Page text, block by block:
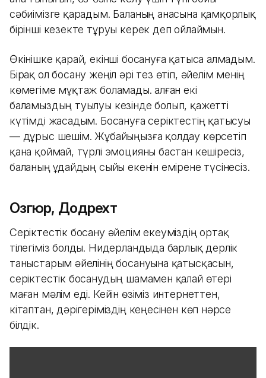
сәбиімізге қарадым. Баланың анасына қамқорлық
бірінші кезекте тұруы керек деп ойлаймын.
Өкінішке қарай, екінші босануға қатыса алмадым.
Бірақ ол босану жеңіл әрі тез өтіп, әйелім менің
көмегіме мұқтаж боламады. Қалған екі
баламыздың туылуы кезінде болып, қажетті
күтімді жасадым. Босануға серіктестің қатысуы
— дұрыс шешім. Жұбайыңызға қолдау көрсетіп
қана қоймай, түрлі эмоцияны бастан кешіресіз,
баланың Құдайдың сыйы екенін емірене түсінесіз.
Озгюр, Додрехт
Серіктестік босану әйелім екеуміздің ортақ
тілегіміз болды. Нидерландыда барлық дерлік
таныстарым әйелінің босануына қатысқасын,
серіктестік босанудың шамамен қалай өтері
маған мәлім еді. Кейін өзіміз интернеттен,
кітаптан, дәрігеріміздің кеңесінен көп нәрсе
білдік.